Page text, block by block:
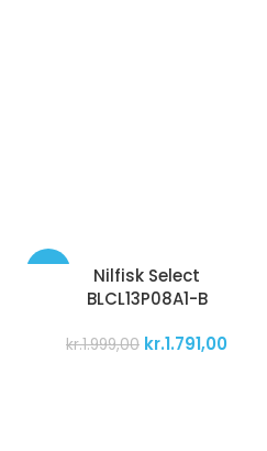
Nilfisk Select
BLCL13P08A1-B
kr.1.999,00 kr.1.791,00